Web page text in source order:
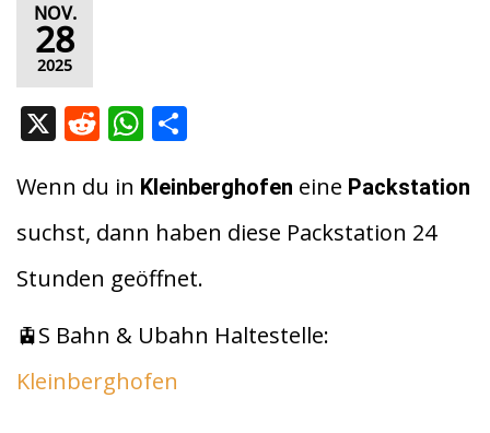
NOV.
28
2025
X R
d
di
t
W
at
s
A
p
p
le
n
Wenn du in Kleinberghofen eine Packstation
suchst, dann haben diese Packstation 24
Stunden geöffnet.
🚊S Bahn & Ubahn Haltestelle:
Kleinberghofen